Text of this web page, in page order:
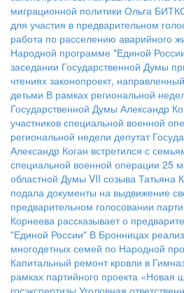
миграционной политики Ольга
для участия в предварительном
работа по расселению аварийного
Народной программе "Единой
заседании Государственной Думы
чтениях законопроект,
детьми В рамках региональной
Государственной Думы Александр
участников специальной военной
региональной недели депутат
Александр Коган встретился с
специальной военной операции 25
областной Думы VII созыва Татьяна
подала документы на выдвижение
предварительном голосовании
Корнеева рассказывает о
"Единой России" В Бронницах
многодетных семей по Народной
Капитальный ремонт кровли в
рамках партийного проекта «Новая